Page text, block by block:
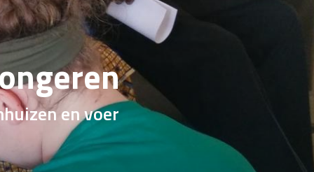
en voer